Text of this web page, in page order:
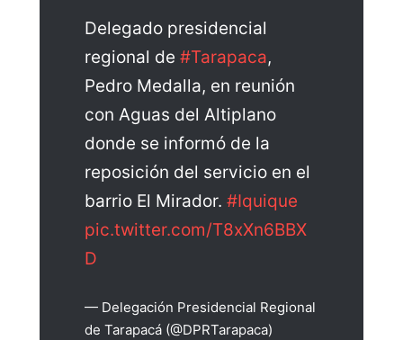
Delegado presidencial
regional de #Tarapaca,
Pedro Medalla, en reunión
con Aguas del Altiplano
donde se informó de la
reposición del servicio en el
barrio El Mirador. #Iquique
pic.twitter.com/T8xXn6BBX
D
— Delegación Presidencial Regional
de Tarapacá (@DPRTarapaca)